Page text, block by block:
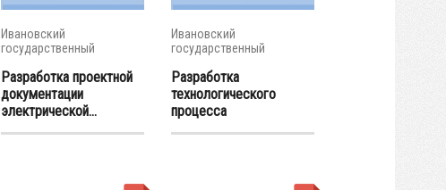
Ивановский
государственный
Разработка проектной
документации
электрической...
Ивановский
государственный
Разработка
технологического
процесса
механической...